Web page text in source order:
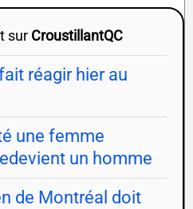
sur CroustillantQC
réagir hier au
une femme
un homme
de Montréal doit